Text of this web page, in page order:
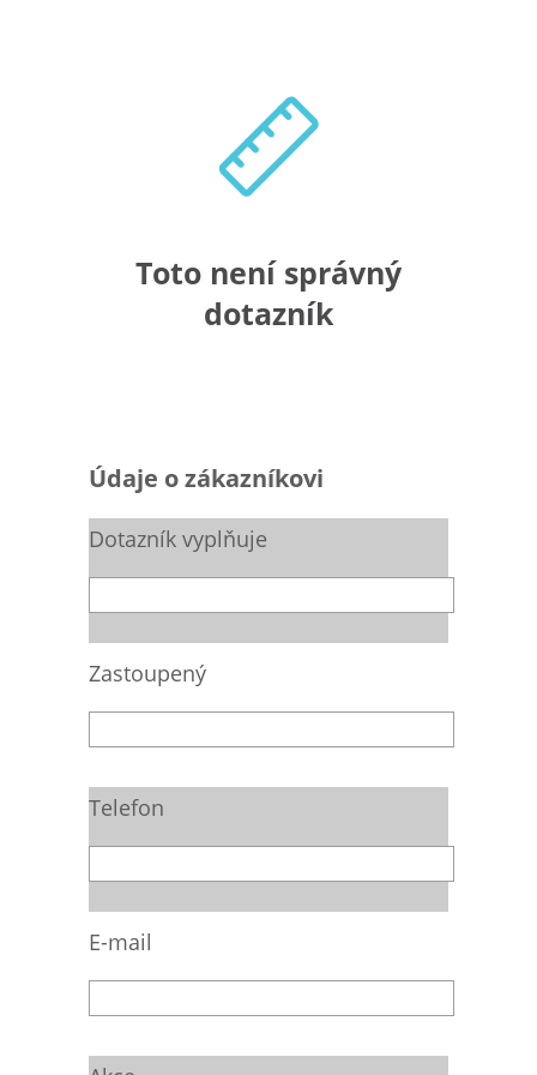
Toto není správný
dotazník
Údaje o zákazníkovi
Dotazník vyplňuje
Zastoupený
Telefon
E-mail